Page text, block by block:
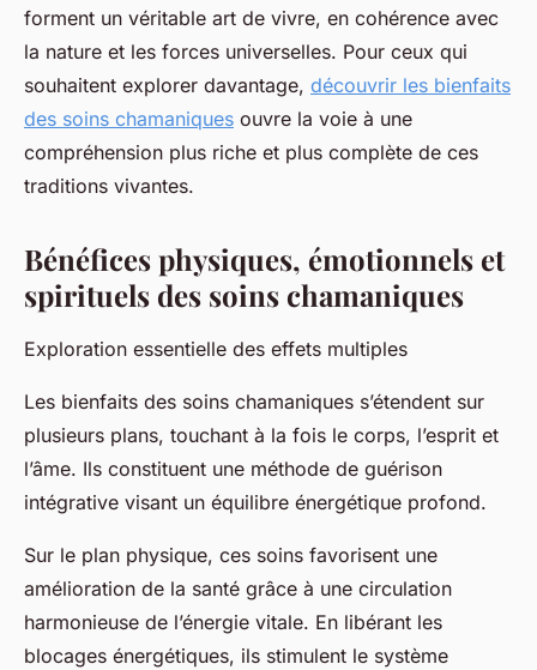
forment un véritable art de vivre, en cohérence avec
la nature et les forces universelles. Pour ceux qui
souhaitent explorer davantage, découvrir les bienfaits
des soins chamaniques ouvre la voie à une
compréhension plus riche et plus complète de ces
traditions vivantes.
Bénéfices physiques, émotionnels et
spirituels des soins chamaniques
Exploration essentielle des effets multiples
Les bienfaits des soins chamaniques s’étendent sur
plusieurs plans, touchant à la fois le corps, l’esprit et
l’âme. Ils constituent une méthode de guérison
intégrative visant un équilibre énergétique profond.
Sur le plan physique, ces soins favorisent une
amélioration de la santé grâce à une circulation
harmonieuse de l’énergie vitale. En libérant les
blocages énergétiques, ils stimulent le système